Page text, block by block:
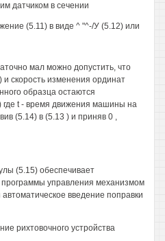
датчиком в сечении
(5.11) в виде ^ "^-/У (5.12) или
мал можно допустить, что
скорость изменения ординат
образца остаются
t - время движения машины на
(5.14) в (5.13 ) и приняв 0 ,
(5.15) обеспечивает
управления механизмом
введение поправки
рихтовочного устройства